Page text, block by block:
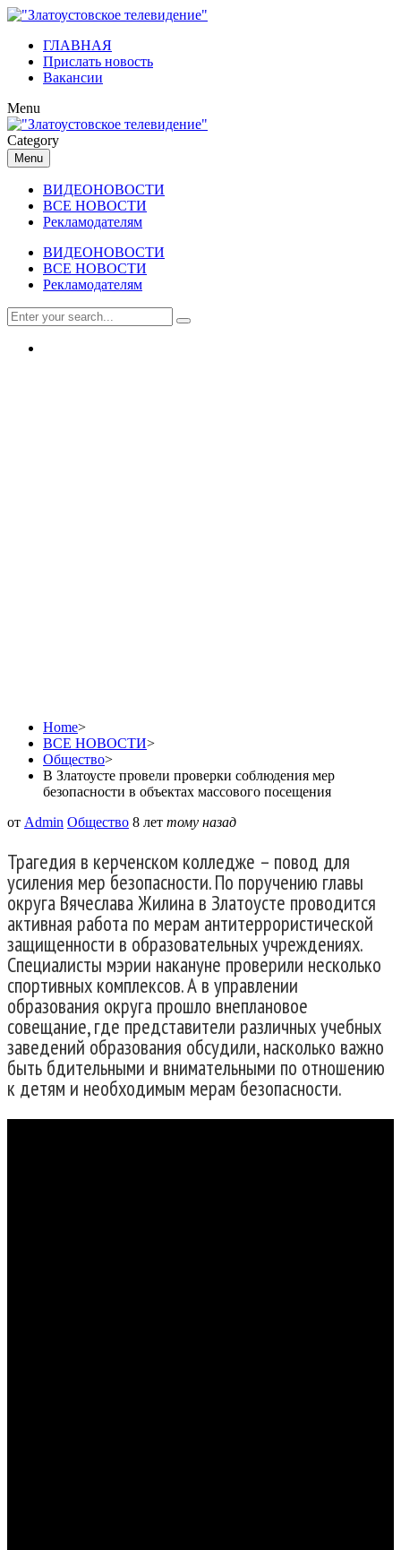
ГЛАВНАЯ
Прислать новость
Вакансии
Menu
Category
Menu
ВИДЕОНОВОСТИ
ВСЕ НОВОСТИ
Рекламодателям
ВИДЕОНОВОСТИ
ВСЕ НОВОСТИ
Рекламодателям
Home>
ВСЕ НОВОСТИ>
Общество>
В Златоусте провели проверки соблюдения мер
безопасности в объектах массового посещения
от Admin Общество 8 лет тому назад
Трагедия в керченском колледже – повод для
усиления мер безопасности. По поручению главы
округа Вячеслава Жилина в Златоусте проводится
активная работа по мерам антитеррористической
защищенности в образовательных учреждениях.
Специалисты мэрии накануне проверили несколько
спортивных комплексов. А в управлении
образования округа прошло внеплановое
совещание, где представители различных учебных
заведений образования обсудили, насколько важно
быть бдительными и внимательными по отношению
к детям и необходимым мерам безопасности.